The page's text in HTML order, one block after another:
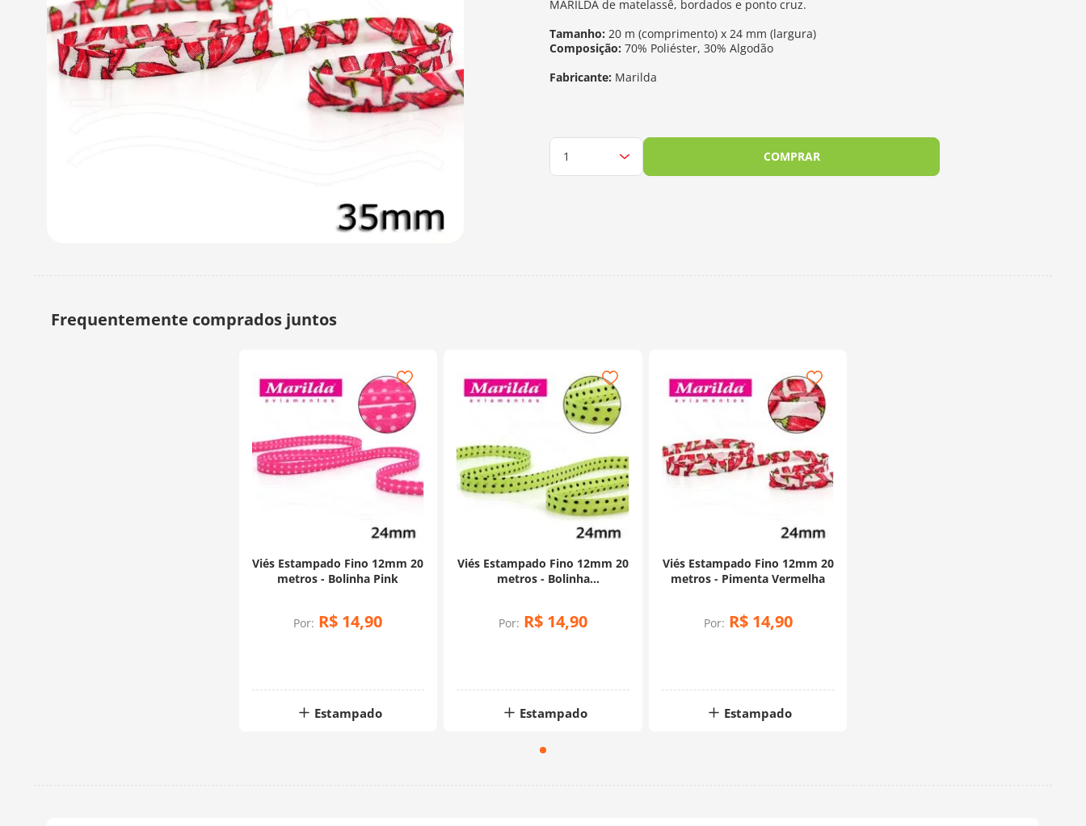
MARILDA de matelassê, bordados e ponto cruz.
Tamanho: 20 m (comprimento) x 24 mm (largura)
Composição: 70% Poliéster, 30% Algodão
Fabricante: Marilda
COMPRAR
Viés Estampado Fino 12mm 20
metros - Bolinha Pink
Por: R$ 14,90
Estampado
Viés Estampado Fino 12mm 20
metros - Bolinha
Por: R$ 14,90
Estampado
Viés Estampado Fino 12mm 20
metros - Pimenta Vermelha
Por: R$ 14,90
Estampado